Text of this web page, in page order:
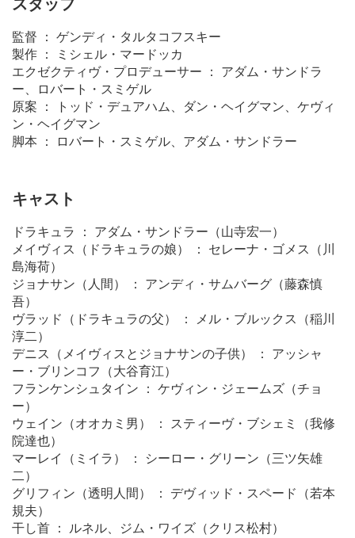
監督 ： ゲンディ・タルタコフスキー
製作 ： ミシェル・マードッカ
エクゼクティヴ・プロデューサー ： アダム・サンドラ
ー、ロバート・スミゲル
原案 ： トッド・デュアハム、ダン・ヘイグマン、ケヴィ
ン・ヘイグマン
脚本 ： ロバート・スミゲル、アダム・サンドラー
キャスト
ドラキュラ ： アダム・サンドラー（山寺宏一）
メイヴィス（ドラキュラの娘） ： セレーナ・ゴメス（川
島海荷）
ジョナサン（人間） ： アンディ・サムバーグ（藤森慎
吾）
ヴラッド（ドラキュラの父） ： メル・ブルックス（稲川
淳二）
デニス（メイヴィスとジョナサンの子供） ： アッシャ
ー・ブリンコフ（大谷育江）
フランケンシュタイン ： ケヴィン・ジェームズ（チョ
ー）
ウェイン（オオカミ男） ： スティーヴ・ブシェミ（我修
院達也）
マーレイ（ミイラ） ： シーロー・グリーン（三ツ矢雄
二）
グリフィン（透明人間） ： デヴィッド・スペード（若本
規夫）
干し首 ： ルネル、ジム・ワイズ（クリス松村）